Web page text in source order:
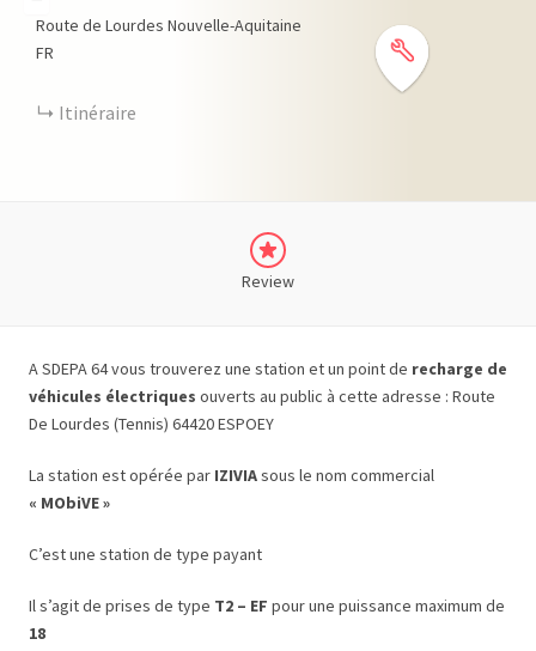
Route de Lourdes Nouvelle-Aquitaine
FR
Itinéraire
Review
A SDEPA 64 vous trouverez une station et un point de recharge de
véhicules électriques ouverts au public à cette adresse : Route
De Lourdes (Tennis) 64420 ESPOEY
La station est opérée par IZIVIAsous le nom commercial
« MObiVE »
C’est une station de type payant
Il s’agit de prises de type T2 – EF pour une puissance maximum de
18